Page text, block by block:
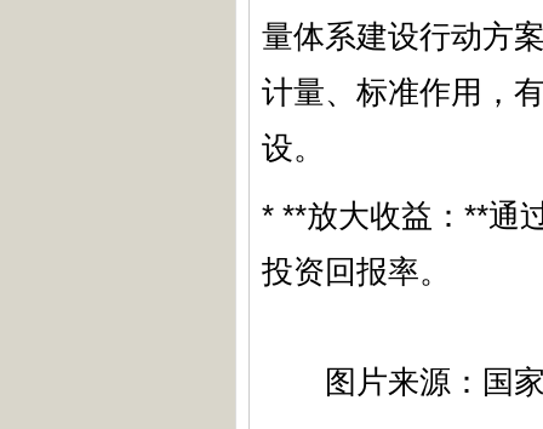
量体系建设行动方
计量、标准作用，
设。
* **放大收益：**通
投资回报率。
图片来源：国家